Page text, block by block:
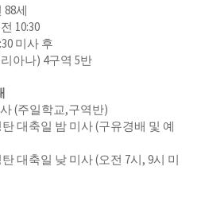
세
10:30
미사 후
아나) 4구역 5반
(주일학교,구역반)
탄 대축일 밤 미사 (구유경배 및 예
탄 대축일 낮 미사 (오전 7시, 9시 미